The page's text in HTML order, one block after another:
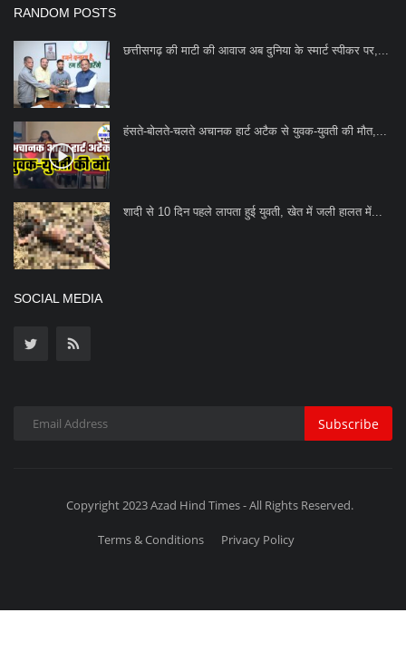
RANDOM POSTS
छत्तीसगढ़ की माटी की आवाज अब दुनिया के स्मार्ट स्पीकर पर,...
हंसते-बोलते-चलते अचानक हार्ट अटैक से युवक-युवती की मौत,...
शादी से 10 दिन पहले लापता हुई युवती, खेत में जली हालत में...
SOCIAL MEDIA
Subscribe
Copyright 2023 Azad Hind Times - All Rights Reserved.
Terms & Conditions Privacy Policy